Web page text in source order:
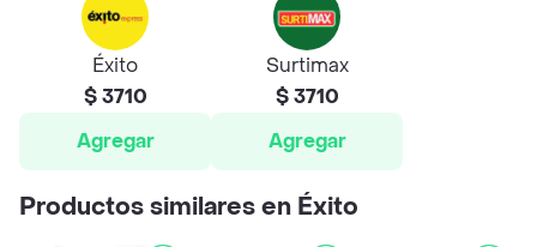
Éxito
$ 3710
Agregar
Surtimax
$ 3710
Agregar
Productos similares en Éxito